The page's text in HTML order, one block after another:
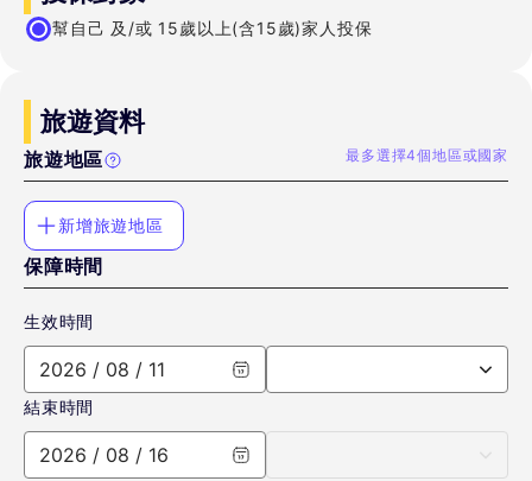
幫自己 及/或 15歲以上(含15歲)家人投保
旅遊資料
旅遊地區 最多選擇4個地區或國家
新增旅遊地區
保障時間
生效時間
2026 / 08 / 11
結束時間
2026 / 08 / 16